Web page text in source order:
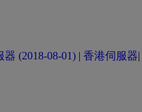
(2018-08-01) | 香港伺服器|